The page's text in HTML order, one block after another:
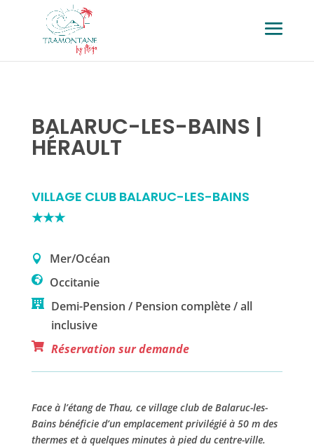
BALARUC-LES-BAINS |
HÉRAULT
VILLAGE CLUB BALARUC-LES-BAINS
★★★
Mer/Océan
Occitanie
Demi-Pension / Pension complète / all
inclusive
Réservation sur demande
Face à l’étang de Thau, ce village club de Balaruc-les-
Bains bénéficie d’un emplacement privilégié à 50 m des
thermes et à quelques minutes à pied du centre-ville.